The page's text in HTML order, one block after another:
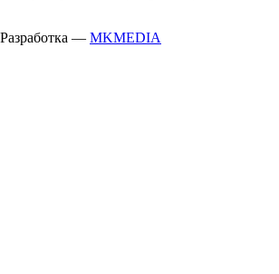
Разработка — MKMEDIA